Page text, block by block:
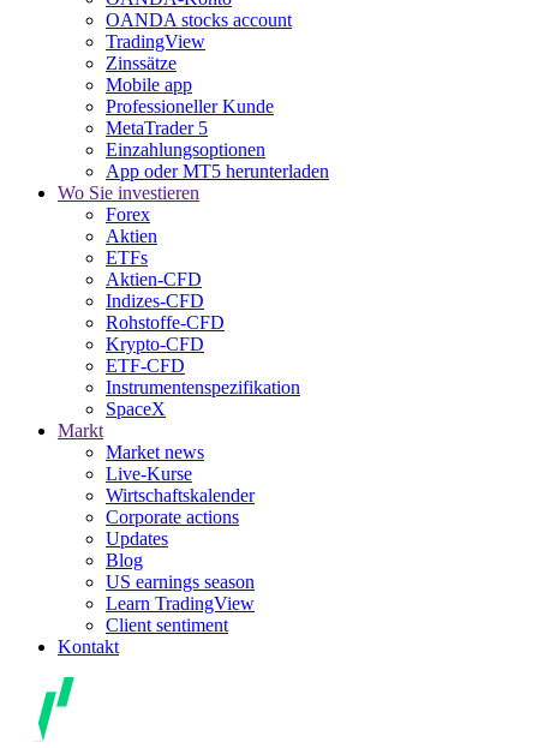
OANDA stocks account
TradingView
Zinssätze
Mobile app
Professioneller Kunde
MetaTrader 5
Einzahlungsoptionen
App oder MT5 herunterladen
Wo Sie investieren
Forex
Aktien
ETFs
Aktien-CFD
Indizes-CFD
Rohstoffe-CFD
Krypto-CFD
ETF-CFD
Instrumentenspezifikation
SpaceX
Markt
Market news
Live-Kurse
Wirtschaftskalender
Corporate actions
Updates
Blog
US earnings season
Learn TradingView
Client sentiment
Kontakt